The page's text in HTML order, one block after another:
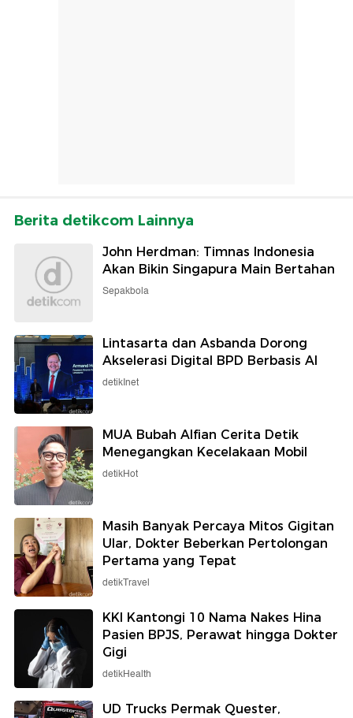
Berita detikcom Lainnya
John Herdman: Timnas Indonesia
Akan Bikin Singapura Main Bertahan
Sepakbola
Lintasarta dan Asbanda Dorong
Akselerasi Digital BPD Berbasis AI
detikInet
MUA Bubah Alfian Cerita Detik
Menegangkan Kecelakaan Mobil
detikHot
Masih Banyak Percaya Mitos Gigitan
Ular, Dokter Beberkan Pertolongan
Pertama yang Tepat
detikTravel
KKI Kantongi 10 Nama Nakes Hina
Pasien BPJS, Perawat hingga Dokter
Gigi
detikHealth
UD Trucks Permak Quester,